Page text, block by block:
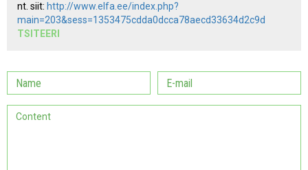
nt. siit: http://www.elfa.ee/index.php?
main=203&sess=1353475cdda0dcca78aecd33634d2c9d
TSITEERI